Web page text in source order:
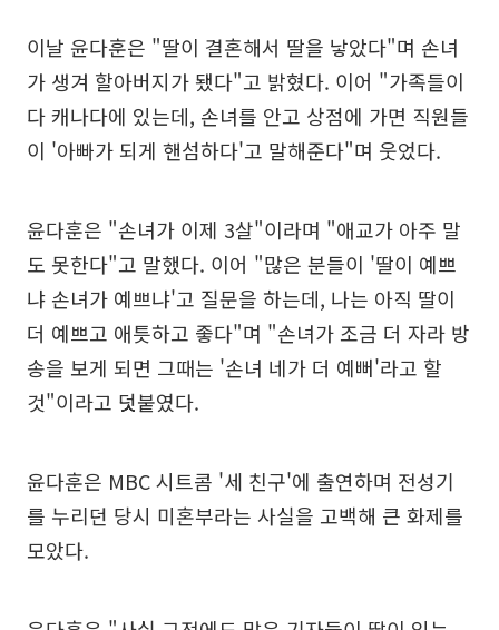
이날 윤다훈은 "딸이 결혼해서 딸을 낳았다"며 손녀
가 생겨 할아버지가 됐다"고 밝혔다. 이어 "가족들이
다 캐나다에 있는데, 손녀를 안고 상점에 가면 직원들
이 '아빠가 되게 핸섬하다'고 말해준다"며 웃었다.
윤다훈은 "손녀가 이제 3살"이라며 "애교가 아주 말
도 못한다"고 말했다. 이어 "많은 분들이 '딸이 예쁘
냐 손녀가 예쁘냐'고 질문을 하는데, 나는 아직 딸이
더 예쁘고 애틋하고 좋다"며 "손녀가 조금 더 자라 방
송을 보게 되면 그때는 '손녀 네가 더 예뻐'라고 할
것"이라고 덧붙였다.
윤다훈은 MBC 시트콤 '세 친구'에 출연하며 전성기
를 누리던 당시 미혼부라는 사실을 고백해 큰 화제를
모았다.